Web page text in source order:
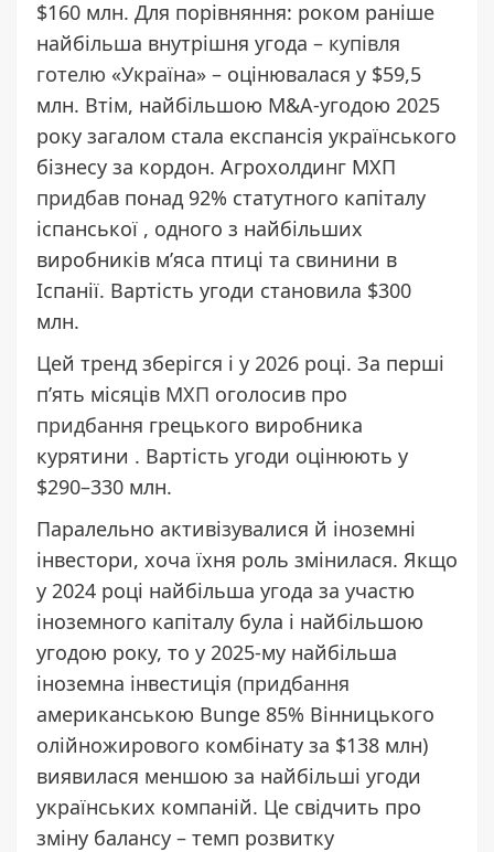
$160 млн. Для порівняння: роком раніше
найбільша внутрішня угода – купівля
готелю «Україна» – оцінювалася у $59,5
млн. Втім, найбільшою M&A-угодою 2025
року загалом стала експансія українського
бізнесу за кордон. Агрохолдинг МХП
придбав понад 92% статутного капіталу
іспанської , одного з найбільших
виробників мʼяса птиці та свинини в
Іспанії. Вартість угоди становила $300
млн.
Цей тренд зберігся і у 2026 році. За перші
пʼять місяців МХП оголосив про
придбання грецького виробника
курятини . Вартість угоди оцінюють у
$290–330 млн.
Паралельно активізувалися й іноземні
інвестори, хоча їхня роль змінилася. Якщо
у 2024 році найбільша угода за участю
іноземного капіталу була і найбільшою
угодою року, то у 2025-му найбільша
іноземна інвестиція (придбання
американською Bunge 85% Вінницького
олійножирового комбінату за $138 млн)
виявилася меншою за найбільші угоди
українських компаній. Це свідчить про
зміну балансу – темп розвитку